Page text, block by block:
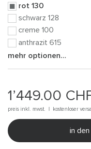
rot 130
schwarz 128
creme 100
anthrazit 615
mehr optionen...
1’449.00
preis inkl. mwst. | kostenloser
in